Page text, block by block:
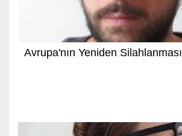
Avrupa'nın Yeniden Silahlanması